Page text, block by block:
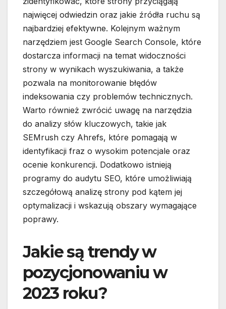
najwięcej odwiedzin oraz jakie źródła ruchu są
najbardziej efektywne. Kolejnym ważnym
narzędziem jest Google Search Console, które
dostarcza informacji na temat widoczności
strony w wynikach wyszukiwania, a także
pozwala na monitorowanie błędów
indeksowania czy problemów technicznych.
Warto również zwrócić uwagę na narzędzia
do analizy słów kluczowych, takie jak
SEMrush czy Ahrefs, które pomagają w
identyfikacji fraz o wysokim potencjale oraz
ocenie konkurencji. Dodatkowo istnieją
programy do audytu SEO, które umożliwiają
szczegółową analizę strony pod kątem jej
optymalizacji i wskazują obszary wymagające
poprawy.
Jakie są trendy w
pozycjonowaniu w
2023 roku?